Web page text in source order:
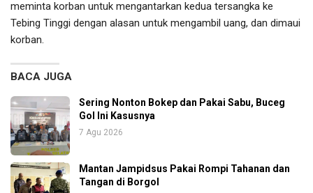
meminta korban untuk mengantarkan kedua tersangka ke
Tebing Tinggi dengan alasan untuk mengambil uang, dan dimaui
korban.
BACA JUGA
Sering Nonton Bokep dan Pakai Sabu, Buceg
Gol Ini Kasusnya
7 Agu 2026
Mantan Jampidsus Pakai Rompi Tahanan dan
Tangan di Borgol